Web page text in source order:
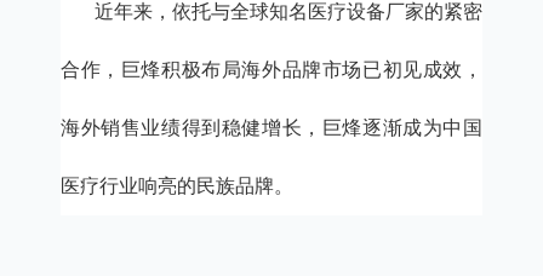
近年来，依托与全球知名医疗设备厂家的紧密
合作，巨烽积极布局海外品牌市场已初见成效，
海外销售业绩得到稳健增长，巨烽逐渐成为中国
医疗行业响亮的民族品牌。